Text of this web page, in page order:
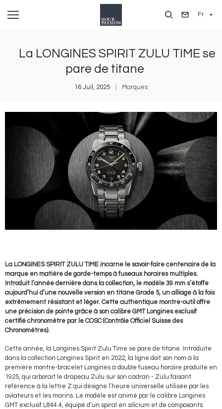
Fr
La LONGINES SPIRIT ZULU TIME se
pare de titane
16 Juil, 2025 Marques
La LONGINES SPIRIT ZULU TIME incarne le savoir-faire centenaire de la
marque en matière de garde-temps à fuseaux horaires multiples.
Introduit l’année dernière dans la collection, le modèle 39 mm s’étoffe
aujourd’hui d’une nouvelle version en titane Grade 5, un alliage à la fois
extrêmement résistant et léger. Cette authentique montre-outil offre
une précision de pointe grâce à son calibre GMT Longines exclusif
certifié chronomètre par le COSC (Contrôle Officiel Suisse des
Chronomètres).
Cette année, la Longines Spirit Zulu Time se pare de titane. Introduite
dans la collection Longines Spirit en 2022, la ligne doit son nom à la
première montre-bracelet Longines à double fuseau horaire produite en
1925, qui arborait le drapeau Zulu sur son cadran - Zulu faisant
référence à la lettre Z qui désigne l’heure universelle utilisée par les
aviateurs et les marins. Le modèle est animé par le calibre Longines
GMT exclusif L844.4, équipé d’un spiral en silicium et de composants